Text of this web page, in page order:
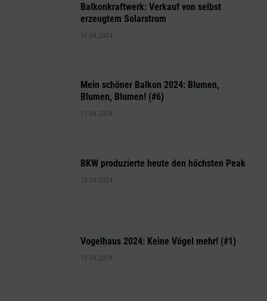
Balkonkraftwerk: Verkauf von selbst
erzeugtem Solarstrom
30.04.2024
Mein schöner Balkon 2024: Blumen,
Blumen, Blumen! (#6)
21.04.2024
BKW produzierte heute den höchsten Peak
18.04.2024
Vogelhaus 2024: Keine Vögel mehr! (#1)
10.04.2024